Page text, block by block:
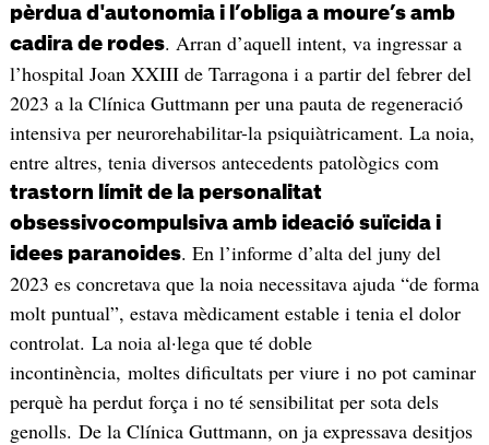
pèrdua d'autonomia i l’obliga a moure’s amb
cadira de rodes. Arran d’aquell intent, va ingressar a
l’hospital Joan XXIII de Tarragona i a partir del febrer del
2023 a la Clínica Guttmann per una pauta de regeneració
intensiva per neurorehabilitar-la psiquiàtricament. La noia,
entre altres, tenia diversos antecedents patològics com
trastorn límit de la personalitat
obsessivocompulsiva amb ideació suïcida i
idees paranoides. En l’informe d’alta del juny del
2023 es concretava que la noia necessitava ajuda “de forma
molt puntual”, estava mèdicament estable i tenia el dolor
controlat. La noia al·lega que té doble
incontinència, moltes dificultats per viure i no pot caminar
perquè ha perdut força i no té sensibilitat per sota dels
genolls. De la Clínica Guttmann, on ja expressava desitjos